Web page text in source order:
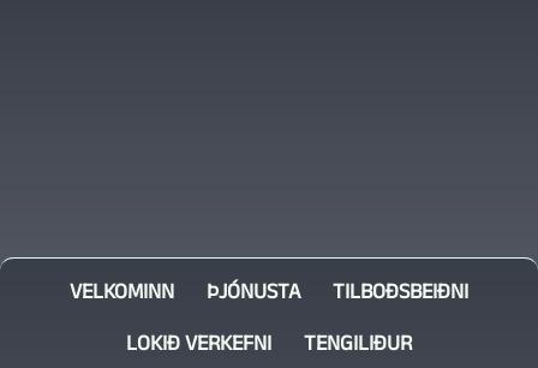
VELKOMINN ÞJÓNUSTA
TILBOÐSBEIÐNI
LOKIÐ VERKEFNI
TENGILIÐUR